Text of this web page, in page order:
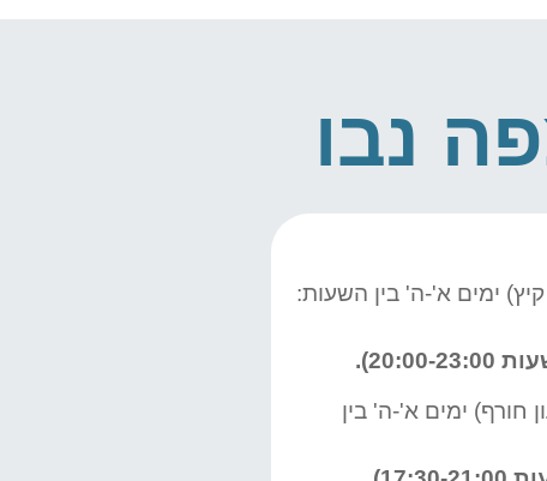
נבו
ימים א'-ה' בין השעות:
חורף) ימים א'-ה' בין